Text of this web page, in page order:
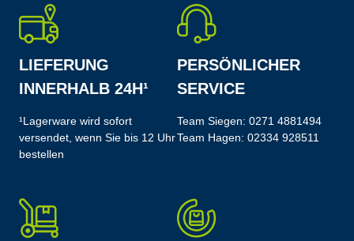
LIEFERUNG
INNERHALB 24H¹
¹Lagerware wird sofort
versendet, wenn Sie bis 12 Uhr
bestellen
PERSÖNLICHER
SERVICE
Team Siegen: 0271 4881494
Team Hagen: 02334 928511